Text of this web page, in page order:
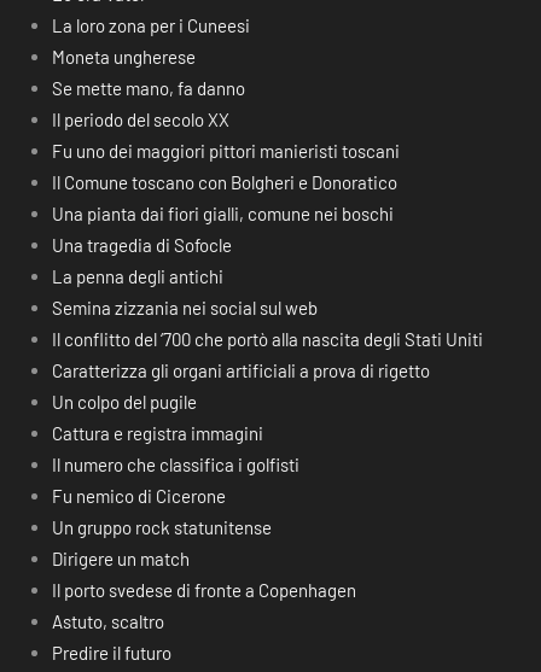
La loro zona per i Cuneesi
Moneta ungherese
Se mette mano, fa danno
Il periodo del secolo XX
Fu uno dei maggiori pittori manieristi toscani
Il Comune toscano con Bolgheri e Donoratico
Una pianta dai fiori gialli, comune nei boschi
Una tragedia di Sofocle
La penna degli antichi
Semina zizzania nei social sul web
Il conflitto del ‘700 che portò alla nascita degli Stati Uniti
Caratterizza gli organi artificiali a prova di rigetto
Un colpo del pugile
Cattura e registra immagini
Il numero che classifica i golfisti
Fu nemico di Cicerone
Un gruppo rock statunitense
Dirigere un match
Il porto svedese di fronte a Copenhagen
Astuto, scaltro
Predire il futuro